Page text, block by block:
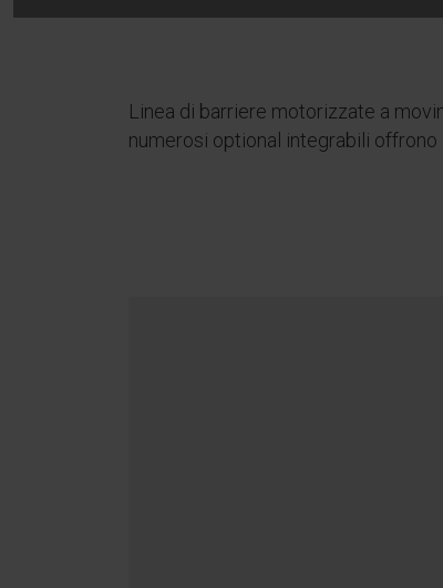
Linea di barriere motorizzate a
numerosi optional integrabili